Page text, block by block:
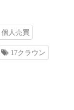
個人売買
17クラウン